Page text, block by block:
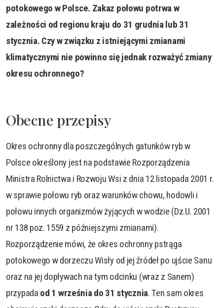
potokowego w Polsce. Zakaz połowu potrwa w
zależności od regionu kraju do 31 grudnia lub 31
stycznia. Czy w związku z istniejącymi zmianami
klimatycznymi nie powinno się jednak rozważyć zmiany
okresu ochronnego?
Obecne przepisy
Okres ochronny dla poszczególnych gatunków ryb w
Polsce określony jest na podstawie Rozporządzenia
Ministra Rolnictwa i Rozwoju Wsi z dnia 12 listopada 2001 r.
w sprawie połowu ryb oraz warunków chowu, hodowli i
połowu innych organizmów żyjących w wodzie (Dz.U. 2001
nr 138 poz. 1559 z późniejszymi zmianami).
Rozporządzenie mówi, że okres ochronny pstrąga
potokowego w dorzeczu Wisły od jej źródeł po ujście Sanu
oraz na jej dopływach na tym odcinku (wraz z Sanem)
przypada od 1 września do 31 stycznia. Ten sam okres